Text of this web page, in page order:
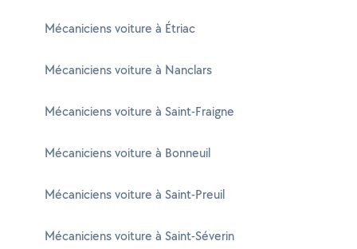
Mécaniciens voiture à Étriac
Mécaniciens voiture à Nanclars
Mécaniciens voiture à Saint-Fraigne
Mécaniciens voiture à Bonneuil
Mécaniciens voiture à Saint-Preuil
Mécaniciens voiture à Saint-Séverin